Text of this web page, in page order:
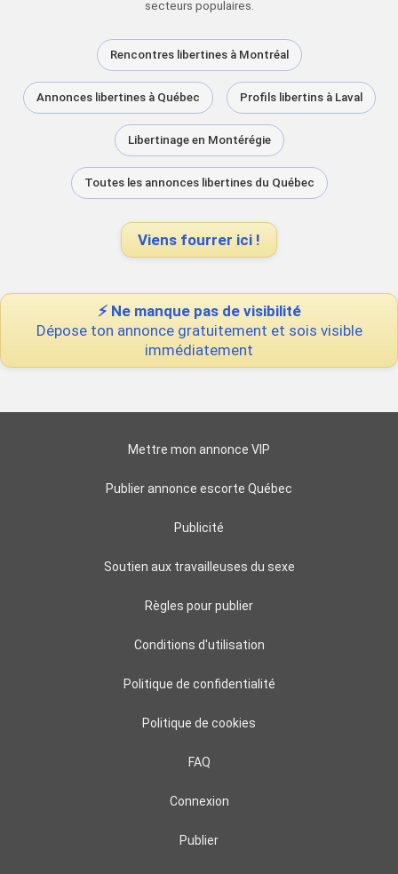
secteurs populaires.
Rencontres libertines à Montréal
Annonces libertines à Québec Profils libertins à Laval
Libertinage en Montérégie
Toutes les annonces libertines du Québec
Viens fourrer ici !
⚡ Ne manque pas de visibilité
Dépose ton annonce gratuitement et sois visible
immédiatement
Mettre mon annonce VIP
Publier annonce escorte Québec
Publicité
Soutien aux travailleuses du sexe
Règles pour publier
Conditions d'utilisation
Politique de confidentialité
Politique de cookies
FAQ
Connexion
Publier